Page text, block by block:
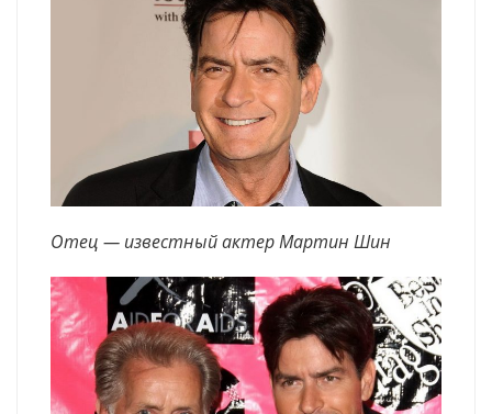
Отец — известный актер Мартин Шин